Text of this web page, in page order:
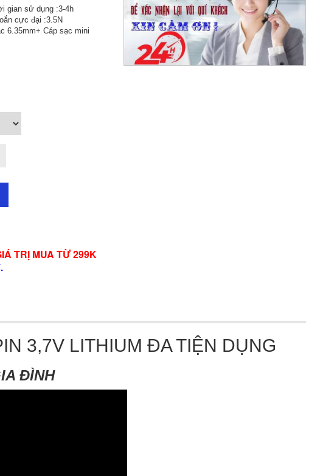
gian sử dụng :3-4h
cực đại :3.5N
6.35mm+ Cáp sạc mini
TRỊ MUA TỪ 299K
3,7V LITHIUM ĐA TIỆN DỤNG
ĐÌNH